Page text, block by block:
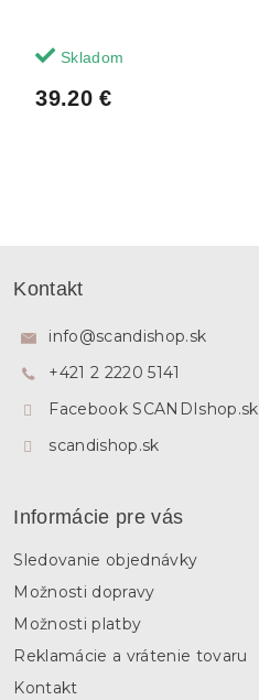
Skladom
39.20 €
Kontakt
info@scandishop.sk
+421 2 2220 5141
Facebook SCANDIshop.sk
scandishop.sk
Informácie pre vás
Sledovanie objednávky
Možnosti dopravy
Možnosti platby
Reklamácie a vrátenie tovaru
Kontakt